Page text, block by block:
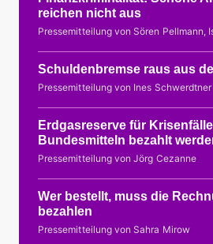
reichen nicht aus
Pressemitteilung von Sören Pellmann,
Schuldenbremse raus aus
Pressemitteilung von Ines Schwerdtner
Erdgasreserve für
Bundesmitteln bezahlt
Pressemitteilung von Jörg Cezanne
Wer bestellt, muss die
bezahlen
Pressemitteilung von Sahra Mirow